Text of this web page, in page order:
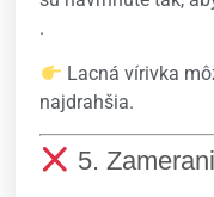
.
Lacná vírivka
najdrahšia.
5.